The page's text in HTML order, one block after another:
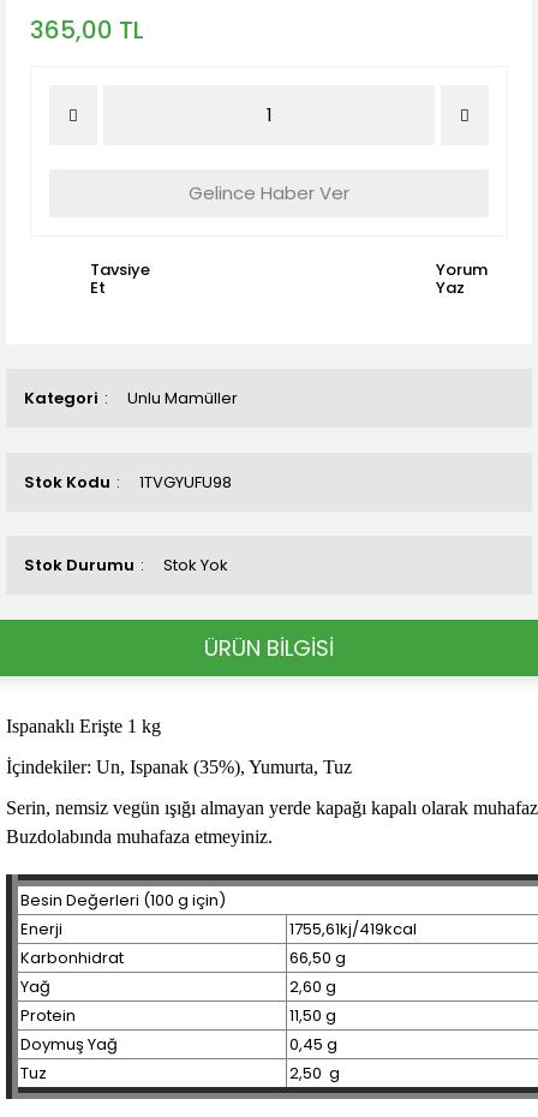
Kategori Unlu Mamüller
Stok Kodu 1TVGYUFU98
Stok Durumu Stok Yok
365,00 TL
Gelince Haber Ver
Tavsiye
Et
Yorum
Yaz
ÜRÜN BİLGİSİ
Ispanaklı Erişte 1 kg
İçindekiler: Un, Ispanak (35%), Yumurta, Tuz
Serin, nemsiz vegün ışığı almayan yerde kapağı kapalı olarak
Buzdolabında muhafaza etmeyiniz.
Besin Değerleri (100 g için)
Enerji
1755,61kj/419kcal
Karbonhidrat
66,50 g
Yağ
2,60 g
Protein
11,50 g
Doymuş Yağ
0,45 g
Tuz
2,50 g